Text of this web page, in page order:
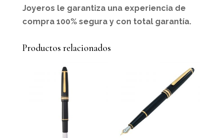
Joyeros le garantiza una experiencia de
compra 100% segura y con total garantía.
Productos relacionados